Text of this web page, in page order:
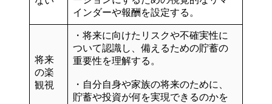
インダーや報酬を設定する。
将来
の楽
観視
・将来に向けたリスクや不確実性に
ついて認識し、備えるための貯蓄の
重要性を理解する。
・自分自身や家族の将来のために、
貯蓄や投資が何を実現できるのかを